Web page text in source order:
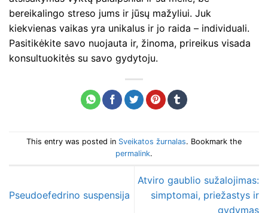
bereikalingo streso jums ir jūsų mažyliui. Juk
kiekvienas vaikas yra unikalus ir jo raida – individuali.
Pasitikėkite savo nuojauta ir, žinoma, prireikus visada
konsultuokitės su savo gydytoju.
This entry was posted in Sveikatos žurnalas. Bookmark the
permalink.
Pseudoefedrino suspensija
Atviro gaublio sužalojimas:
simptomai, priežastys ir
gydymas